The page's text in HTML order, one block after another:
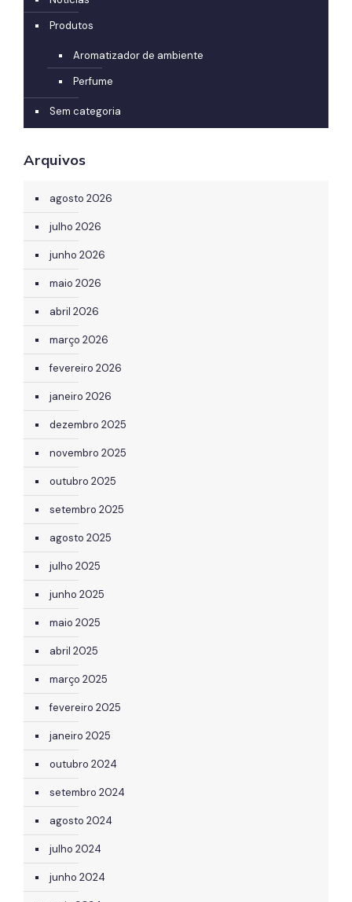
Produtos
Aromatizador de ambiente
Perfume
Sem categoria
Arquivos
agosto 2026
julho 2026
junho 2026
maio 2026
abril 2026
março 2026
fevereiro 2026
janeiro 2026
dezembro 2025
novembro 2025
outubro 2025
setembro 2025
agosto 2025
julho 2025
junho 2025
maio 2025
abril 2025
março 2025
fevereiro 2025
janeiro 2025
outubro 2024
setembro 2024
agosto 2024
julho 2024
junho 2024